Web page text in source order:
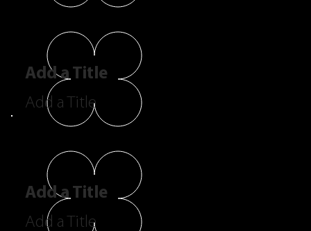
Add a Title
Add a Title
Add a Title
Add a Title